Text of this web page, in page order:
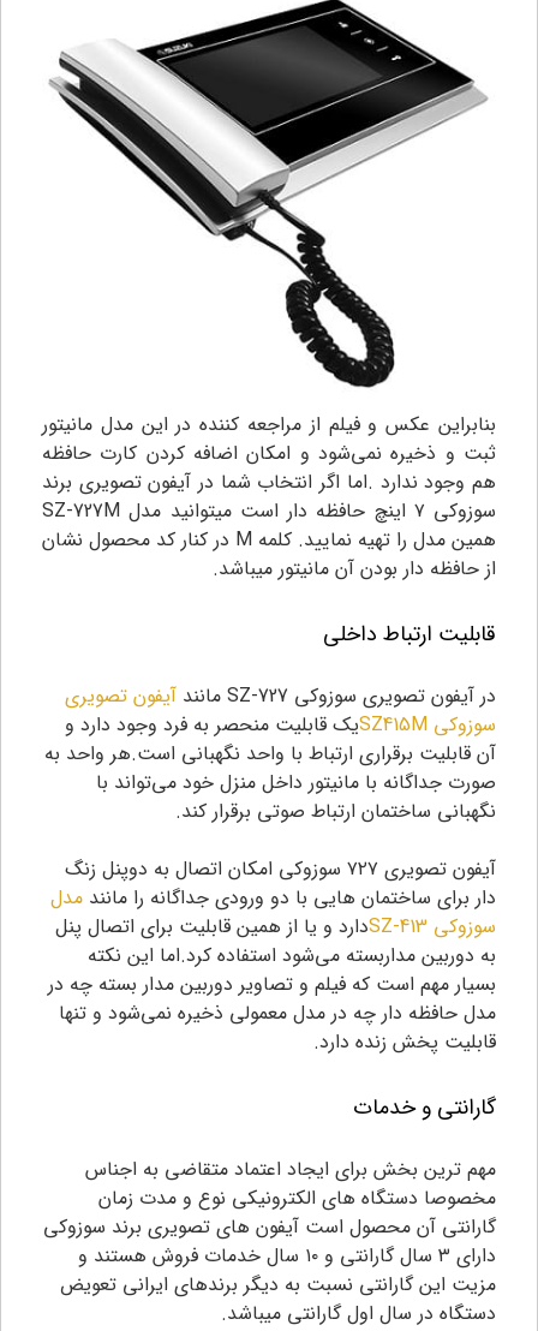
بنابراین عکس و فیلم از مراجعه کننده در این مدل مانیتور
ثبت و ذخیره نمی‌شود و امکان اضافه کردن کارت حافظه
هم وجود ندارد .اما اگر انتخاب شما در آیفون تصویری برند
سوزوکی ۷ اینچ حافظه دار است میتوانید مدل SZ-727M
همین مدل را تهیه نمایید. کلمه M در کنار کد محصول نشان
از حافظه دار بودن آن مانیتور میباشد.
قابلیت ارتباط داخلی
در آیفون تصویری سوزوکی SZ-727 مانند آیفون تصویری
سوزوکی SZ415M
یک قابلیت منحصر به فرد وجود دارد و
آن قابلیت برقراری ارتباط با واحد نگهبانی است.هر واحد به
صورت جداگانه با مانیتور داخل منزل خود می‌تواند با
نگهبانی ساختمان ارتباط صوتی برقرار کند.
آیفون تصویری ۷۲۷ سوزوکی امکان اتصال به دوپنل زنگ
دار برای ساختمان هایی با دو ورودی جداگانه را مانند مدل
سوزوکی SZ-413
دارد و یا از همین قابلیت برای اتصال پنل
به دوربین مداربسته می‌شود استفاده کرد.اما این نکته
بسیار مهم است که فیلم و تصاویر دوربین مدار بسته چه در
مدل حافظه دار چه در مدل معمولی ذخیره نمی‌شود و تنها
قابلیت پخش زنده دارد.
گارانتی و خدمات
مهم ترین بخش برای ایجاد اعتماد متقاضی به اجناس
مخصوصا دستگاه های الکترونیکی نوع و مدت زمان
گارانتی آن محصول است آیفون های تصویری برند سوزوکی
دارای ۳ سال گارانتی و ۱۰ سال خدمات فروش هستند و
مزیت این گارانتی نسبت به دیگر برندهای ایرانی تعویض
دستگاه در سال اول گارانتی میباشد.